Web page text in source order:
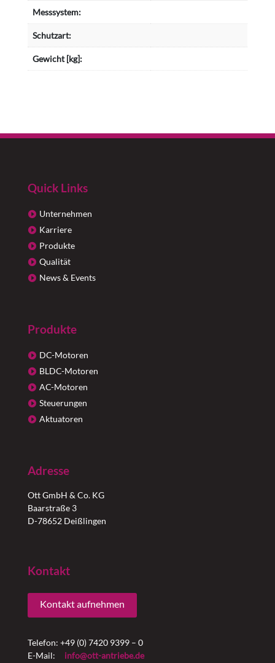
Messsystem:
Schutzart:
Gewicht [kg]:
Quick Links
Unternehmen
Karriere
Produkte
Qualität
News & Events
Produkte
DC-Motoren
BLDC-Motoren
AC-Motoren
Steuerungen
Aktuatoren
Adresse
Ott GmbH & Co. KG
Baarstraße 3
D-78652 Deißlingen
Kontakt
Kontakt aufnehmen
Telefon: +49 (0) 7420 9399 – 0
E-Mail: info@ott-antriebe.de